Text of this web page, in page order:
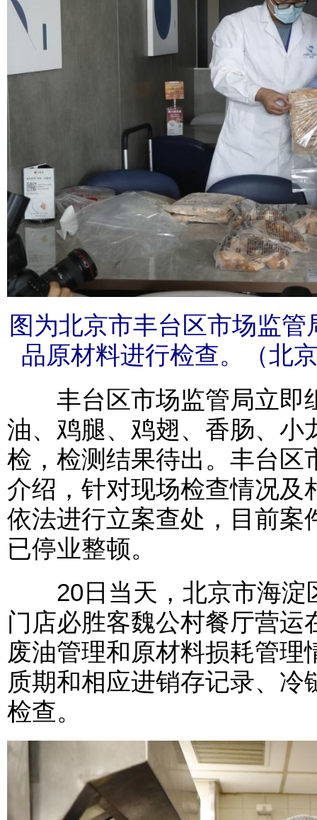
图为北京市丰台区市场监
品原材料进行检查。（北
丰台区市场监管局立即
油、鸡腿、鸡翅、香肠、小
检，检测结果待出。丰台区
介绍，针对现场检查情况及
依法进行立案查处，目前案
已停业整顿。
20日当天，北京市海淀
门店必胜客魏公村餐厅营
废油管理和原材料损耗管
质期和相应进销存记录、
检查。